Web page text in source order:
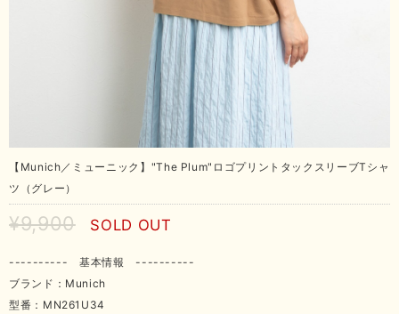
【Munich／ミューニック】"The Plum"ロゴプリントタックスリーブTシャ
ツ（グレー）
¥9,900 SOLD OUT
---------- 基本情報 ----------
ブランド：Munich
型番：MN261U34